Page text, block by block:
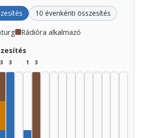
10 évenkénti összesítés
Rádióra alkalmazó
3 3 1 3